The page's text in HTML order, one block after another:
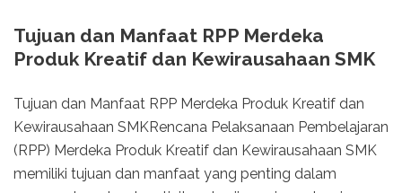
Tujuan dan Manfaat RPP Merdeka
Produk Kreatif dan Kewirausahaan SMK
Tujuan dan Manfaat RPP Merdeka Produk Kreatif dan
Kewirausahaan SMKRencana Pelaksanaan Pembelajaran
(RPP) Merdeka Produk Kreatif dan Kewirausahaan SMK
memiliki tujuan dan manfaat yang penting dalam